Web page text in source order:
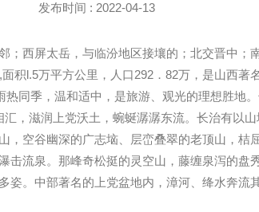
发布时间 : 2022-04-13
西屏太岳，与临汾地区接壤的；北交晋中；
l.5万平方公里，人口292．82万，是山西著
同季，温和适中，是旅游、观光的理想胜地
，滋润上党沃土，蜿蜒潺潺东流。长治有以
空谷幽深的广志垴、层峦叠翠的老顶山，
击流泉。那峰奇松挺的灵空山，藤缠泉泻的
。中部著名的上党盆地内，漳河、绛水奔流